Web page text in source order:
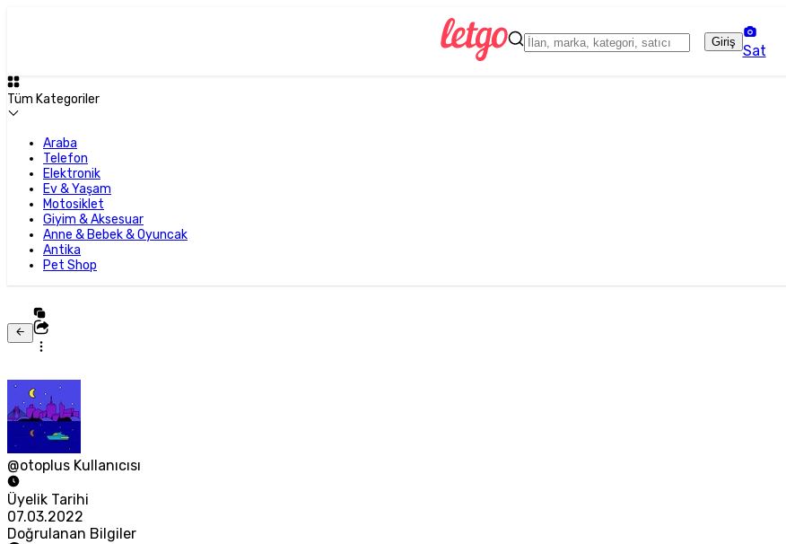
Giriş
Sat
Tüm Kategoriler
Araba
Telefon
Elektronik
Ev & Yaşam
Motosiklet
Giyim & Aksesuar
Anne & Bebek & Oyuncak
Antika
Pet Shop
@otoplus Kullanıcısı
Üyelik Tarihi
07.03.2022
Doğrulanan Bilgiler